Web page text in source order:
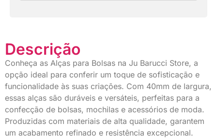
Descrição
Conheça as Alças para Bolsas na Ju Barucci Store, a
opção ideal para conferir um toque de sofisticação e
funcionalidade às suas criações. Com 40mm de largura,
essas alças são duráveis e versáteis, perfeitas para a
confecção de bolsas, mochilas e acessórios de moda.
Produzidas com materiais de alta qualidade, garantem
um acabamento refinado e resistência excepcional.